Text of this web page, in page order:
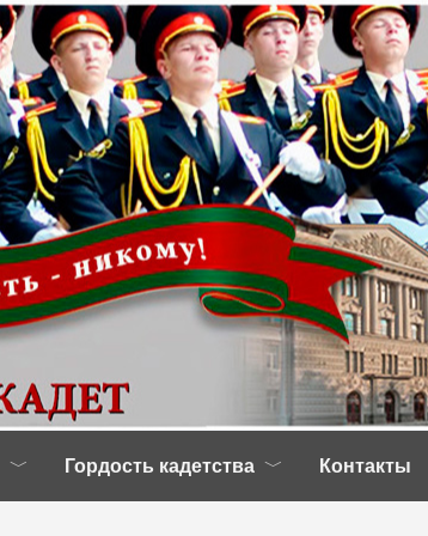
Гордость кадетства Контакты